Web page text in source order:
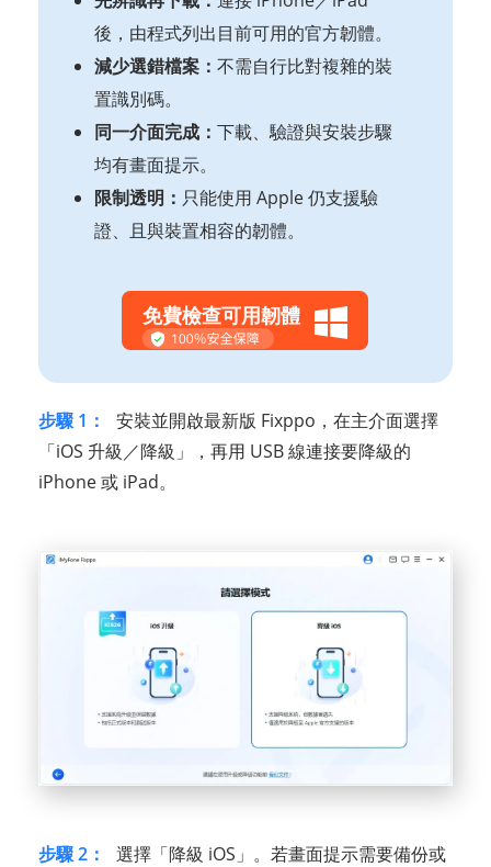
後，由程式列出目前可用的官方韌體。
減少選錯檔案：不需自行比對複雜的裝
置識別碼。
同一介面完成：下載、驗證與安裝步驟
均有畫面提示。
限制透明： 只能使用 Apple 仍支援驗
證、且與裝置相容的韌體。
免費檢查可用韌體
步驟 1：
安裝並開啟最新版 Fixppo，在主介面選擇
「iOS 升級／降級」，再用 USB 線連接要降級的
iPhone 或 iPad。
步驟 2：
選擇「降級 iOS」。若畫面提示需要備份或